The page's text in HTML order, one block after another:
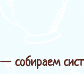
собираем